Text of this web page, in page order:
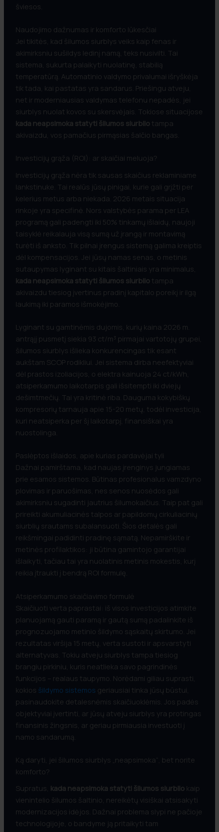
šviesos.
Naudojimo dažnumas ir komforto lūkesčiai
Jei tikitės, kad šilumos siurblys veiks kaip fenas ir
akimirksniu sušildys ledinį namą, teks nusivilti. Tai
sistema, sukurta palaikyti nuolatinę, stabilią
temperatūrą. Automatinio valdymo privalumai išryškėja
tik tada, kai pastatas yra sandarus. Priešingu atveju,
net ir moderniausias valdymas telefonu nepadės, jei
siurblys nuolat kovos su skersvėjais. Tokiose situacijose
kada neapsimoka statyti šilumos siurblio tampa
akivaizdu, vos pamačius pirmąsias šalčio bangas.
Investicijų grąža (ROI): ar skaičiai meluoja?
Investicijų grąža nėra tik sausas skaičius reklaminiame
lankstinuke. Tai realūs jūsų pinigai, kurie gali grįžti per
kelerius metus arba niekada. 2026 metais situacija
rinkoje yra specifinė. Nors valstybės parama per LEA
programą gali padengti iki 50% tinkamų išlaidų, naujoji
taisyklė reikalauja visą sumą už įrangą ir montavimą
turėti iš anksto. Tik pilnai įrengus sistemą galima kreiptis
dėl kompensacijos. Jei jūsų namas senas, o metinis
sutaupymas lyginant su kitais šaltiniais yra minimalus,
kada neapsimoka statyti šilumos siurblio tampa
akivaizdu tiesiog įvertinus pradinį kapitalo poreikį ir ilgą
laukimą iki paramos išmokėjimo.
Lyginant su gamtinėmis dujomis, kurių kaina 2026 m.
antrąjį pusmetį siekia 93 ct/m³ pirmajai vartotojų grupei,
šilumos siurblys išlieka konkurencingas tik esant
aukštam SCOP rodikliui. Jei sistema dirba neefektyviai
dėl prastos izoliacijos, o elektra kainuoja 24 ct/kWh,
atsiperkamumo laikotarpis gali išsitempti iki dviejų
dešimtmečių. Tai yra kritinė riba. Dauguma kokybiškų
kompresorių tarnauja apie 15-20 metų, todėl investicija,
kuri neatsiperka per šį laikotarpį, finansiškai yra
nuostolinga.
Paslėptos išlaidos, apie kurias pardavėjai tyli
Dažnai pamirštama, kad naujas įrenginys jungiamas
prie esamos sistemos. Būtinas profesionalus vamzdyno
plovimas ir paruošimas, nes senos nuosėdos gali
akimirksniu sugadinti jautrius šilumokaičius. Taip pat gali
prireikti akumuliacinės talpos ar papildomų cirkuliacinių
siurblių srautams subalansuoti. Šios detalės gali
reikšmingai padidinti pradinę sąmatą. Nepamirškite ir
metinės profilaktikos: ji būtina gamintojo garantijai
išlaikyti, tačiau tai yra nuolatinis metinis mokestis, kurį
reikia įtraukti į bendrą ROI formulę.
Atsiperkamumo skaičiavimo formulė
Skaičiuoti verta paprastai: iš visos investicijos atimkite
planuojamą gauti paramą ir gautą sumą padalinkite iš
prognozuojamo metinio šildymo sąskaitų skirtumo. Jei
rezultatas viršija 15 metų, verta sustoti ir apsvarstyti
alternatyvas. Tokiu atveju siurblys tampa tiesiog
brangiu pirkiniu, kuris neatlieka savo pagrindinės
funkcijos – realaus taupymo. Norėdami giliau suprasti,
kokios šildymo sistemos geriausiai tinka jūsų būstui,
pasinaudokite detalesnėmis skaičiuoklėmis. Jos padės
objektyviai įvertinti, ar jūsų atveju siurblys yra protingas
finansinis žingsnis, ar geriau pirmiausia investuoti į
namo sandarumą.
Ką daryti, jei šilumos siurblys „neapsimoka“, bet norite
komforto?
Supratus, kada neapsimoka statyti šilumos siurblio kaip
vienintelio šilumos šaltinio, nereikėtų visiškai atsisakyti
modernizacijos idėjos. Dažnai problema slypi ne pačioje
technologijoje, o bandyme ją pritaikyti tam